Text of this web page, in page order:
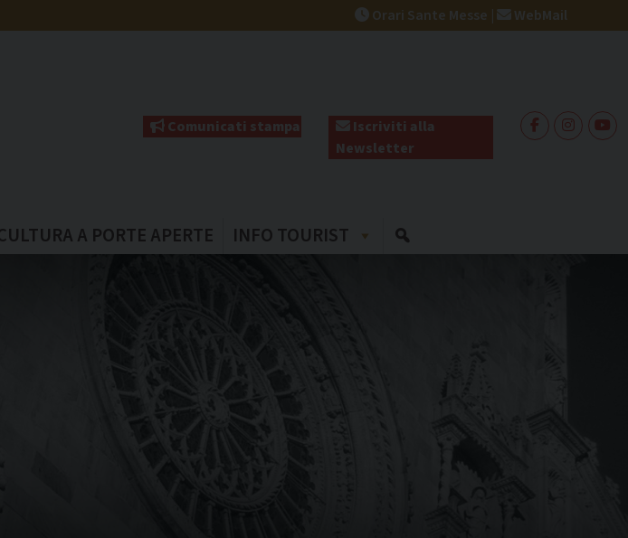
Orari Sante Messe | WebMail
Comunicati stampa
Iscriviti alla
Newsletter
A PORTE APERTE INFO TOURIST